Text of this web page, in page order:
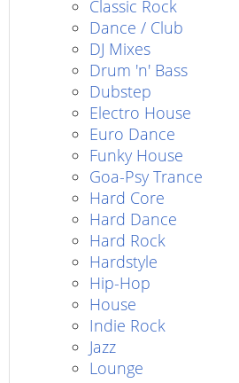
Classic Rock
Dance / Club
DJ Mixes
Drum 'n' Bass
Dubstep
Electro House
Euro Dance
Funky House
Goa-Psy Trance
Hard Core
Hard Dance
Hard Rock
Hardstyle
Hip-Hop
House
Indie Rock
Jazz
Lounge